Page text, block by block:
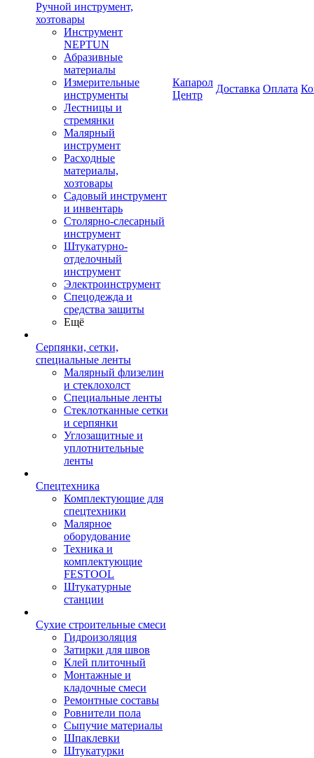
Ручной инструмент,
хозтовары
Инструмент
NEPTUN
Абразивные
материалы
Измерительные
инструменты
Лестницы и
стремянки
Малярный
инструмент
Расходные
материалы,
хозтовары
Садовый инструмент
и инвентарь
Столярно-слесарный
инструмент
Штукатурно-
отделочный
инструмент
Электроинструмент
Спецодежда и
средства защиты
Ещё
Серпянки, сетки,
специальные ленты
Малярный флизелин
и стеклохолст
Специальные ленты
Стеклотканные сетки
и серпянки
Углозащитные и
уплотнительные
ленты
Спецтехника
Комплектующие для
спецтехники
Малярное
оборудование
Техника и
комплектующие
FESTOOL
Штукатурные
станции
Сухие строительные смеси
Гидроизоляция
Затирки для швов
Клей плиточный
Монтажные и
кладочные смеси
Ремонтные составы
Ровнители пола
Сыпучие материалы
Шпаклевки
Штукатурки
Капарол
Центр
Доставка Оплата